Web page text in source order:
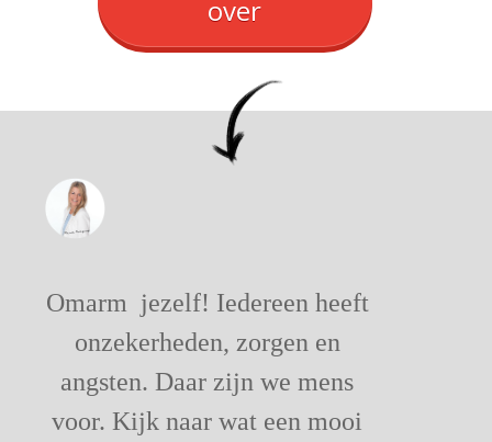
over
Omarm jezelf! Iedereen heeft
onzekerheden, zorgen en
angsten. Daar zijn we mens
voor. Kijk naar wat een mooi